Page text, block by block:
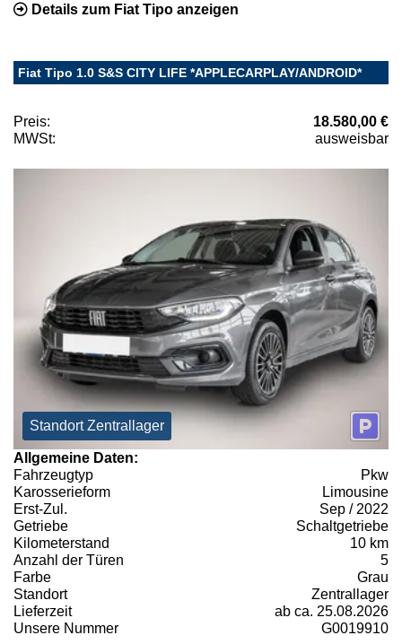
Details zum Fiat Tipo anzeigen
Fiat Tipo 1.0 S&S CITY LIFE *APPLECARPLAY/ANDROID*
Preis:
18.580,00 €
MWSt:
ausweisbar
Standort Zentrallager
Allgemeine Daten:
Fahrzeugtyp
Pkw
Karosserieform
Limousine
Erst-Zul.
Sep / 2022
Getriebe
Schaltgetriebe
Kilometerstand
10 km
Anzahl der Türen
5
Farbe
Grau
Standort
Zentrallager
Lieferzeit
ab ca. 25.08.2026
Unsere Nummer
G0019910